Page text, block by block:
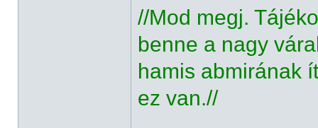
//Mod megj.
benne a nagy
hamis abmirának
ez van.//